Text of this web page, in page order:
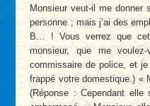
Monsieur veut-il me donner
personne ; mais j’ai des
B... ! Vous verrez que
monsieur, que me
commissaire de police, et
frappé votre domestique.) «
(Réponse : Cependant